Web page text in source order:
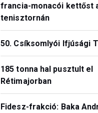
francia-monacói kettőst
tenisztornán
50. Csíksomlyói Ifjúsági
185 tonna hal pusztult el
Rétimajorban
Fidesz-frakció: Baka